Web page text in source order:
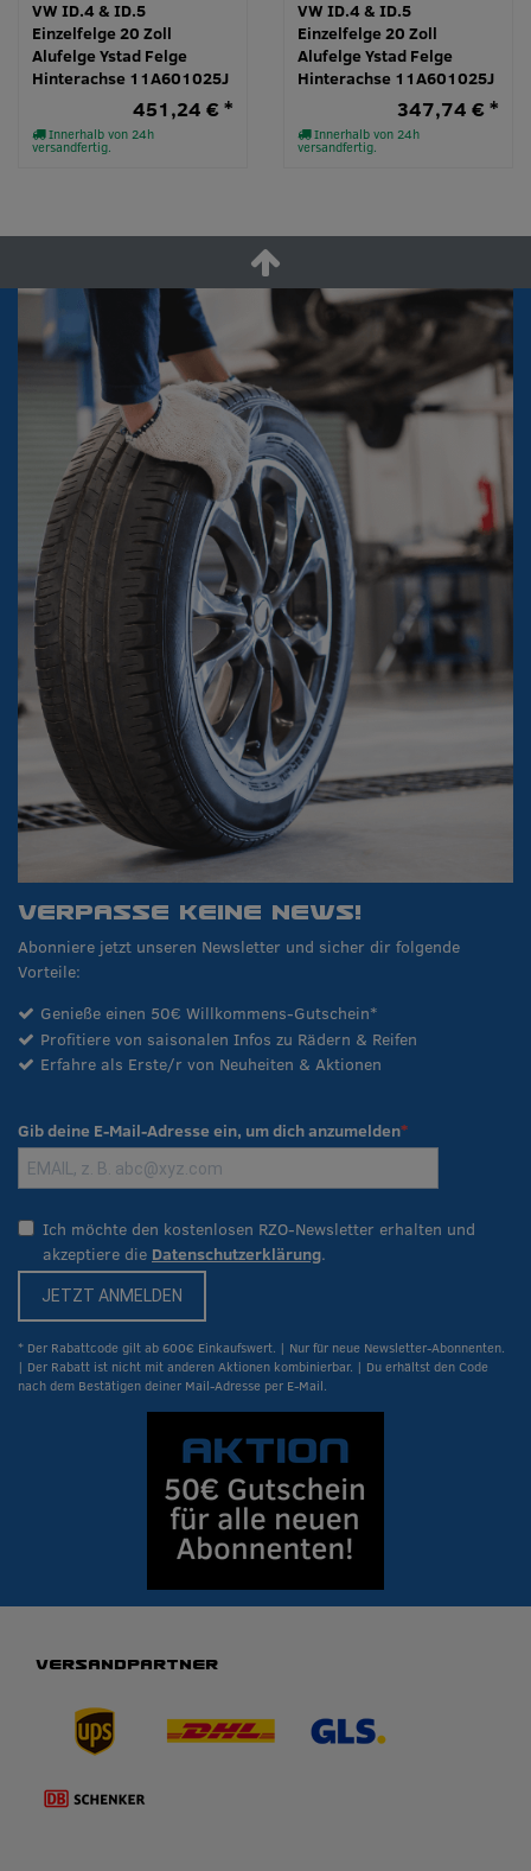
VW ID.4 & ID.5
Einzelfelge 20 Zoll
Alufelge Ystad Felge
Hinterachse 11A601025J
Innerhalb von 24h
versandfertig.
451,24 € *
VW ID.4 & ID.5
Einzelfelge 20 Zoll
Alufelge Ystad Felge
Hinterachse 11A601025J
Innerhalb von 24h
versandfertig.
347,74 € *
VERPASSE KEINE NEWS!
Abonniere jetzt unseren Newsletter und sicher dir folgende
Vorteile:
Genieße einen 50€ Willkommens-Gutschein*
Profitiere von saisonalen Infos zu Rädern & Reifen
Erfahre als Erste/r von Neuheiten & Aktionen
Gib deine E-Mail-Adresse ein, um dich anzumelden
Ich möchte den kostenlosen RZO-Newsletter erhalten und
akzeptiere die Datenschutzerklärung.
JETZT ANMELDEN
* Der Rabattcode gilt ab 600€ Einkaufswert. | Nur für neue Newsletter-Abonnenten.
| Der Rabatt ist nicht mit anderen Aktionen kombinierbar. | Du erhältst den Code
nach dem Bestätigen deiner Mail-Adresse per E-Mail.
VERSANDPARTNER